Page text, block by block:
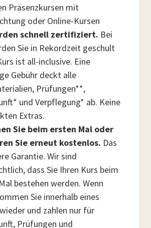
Präsenzkursen mit
oder Online-Kursen
schnell zertifiziert. Bei
Sie in Rekordzeit geschult
ist all-inclusive. Eine
Gebühr deckt alle
Prüfungen**,
und Verpflegung* ab. Keine
Extras.
Sie beim ersten Mal oder
Sie erneut kostenlos. Das
Garantie. Wir sind
dass Sie Ihren Kurs beim
bestehen werden. Wenn
Sie innerhalb eines
und zahlen nur für
Prüfungen und